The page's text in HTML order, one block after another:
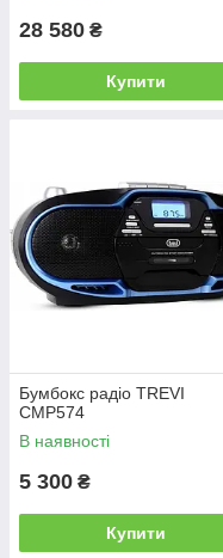
28 580 ₴
Купити
Бумбокс радіо TREVI
CMP574
В наявності
5 300 ₴
Купити